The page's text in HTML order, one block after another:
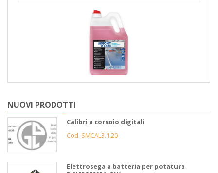
NUOVI PRODOTTI
Calibri a corsoio digitali
Cod. SMCAL3.1.20
Elettrosega a batteria per potatura